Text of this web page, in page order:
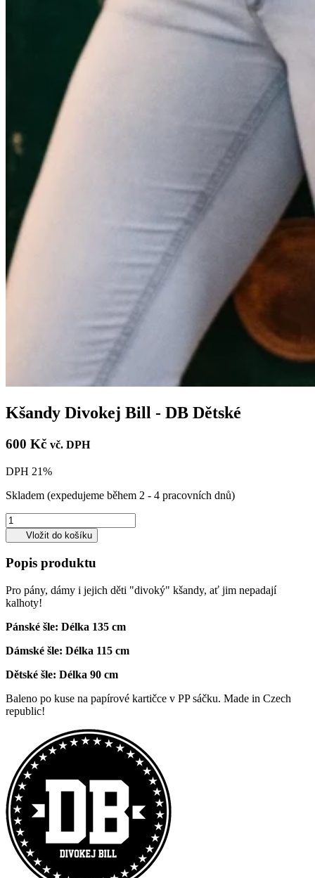
Kšandy Divokej Bill - DB Dětské
600 Kč vč. DPH
DPH 21%
Skladem (expedujeme během 2 - 4 pracovních dnů)
Vložit do košíku
Popis produktu
Pro pány, dámy i jejich děti "divoký" kšandy, ať jim nepadají
kalhoty!
Pánské šle: Délka 135 cm
Dámské šle: Délka 115 cm
Dětské šle: Délka 90 cm
Baleno po kuse na papírové kartičce v PP sáčku. Made in Czech
republic!